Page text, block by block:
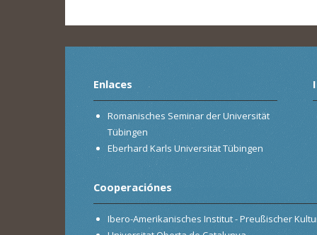
Enlaces
Romanisches Seminar der Universität
Tübingen
Eberhard Karls Universität Tübingen
Cooperaciónes
Ibero-Amerikanisches Institut - Preußischer